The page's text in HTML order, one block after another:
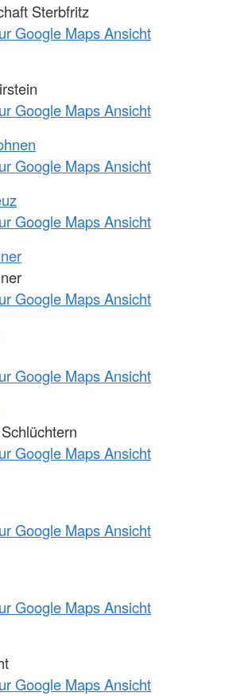
Sterbfritz
Google Maps Ansicht
Google Maps Ansicht
Google Maps Ansicht
Google Maps Ansicht
Google Maps Ansicht
Google Maps Ansicht
Google Maps Ansicht
Google Maps Ansicht
Google Maps Ansicht
Google Maps Ansicht